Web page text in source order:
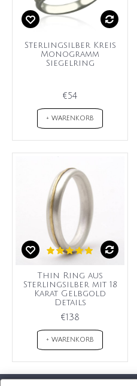
Sterlingsilber Kreis
Monogramm
Siegelring
€54
+ WARENKORB
Thin Ring aus
Sterlingsilber mit 18
Karat Gelbgold
Details
€138
+ WARENKORB